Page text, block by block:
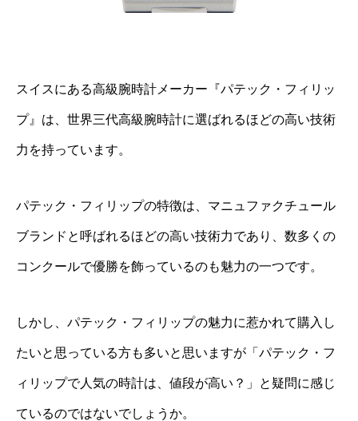
スイスにある高級腕時計メーカー『パテック・フィリッ
プ』は、世界三代高級腕時計に選ばれるほどの高い技術
力を持っています。
パテック・フィリップの特徴は、マニュファクチュール
ブランドと呼ばれるほどの高い技術力であり、数多くの
コンクールで優勝を飾っているのも魅力の一つです。
しかし、パテック・フィリップの魅力に惹かれて購入し
たいと思っている方も多いと思いますが「パテック・フ
ィリップで人気の時計は、値段が高い？」と疑問に感じ
ているのではないでしょうか。